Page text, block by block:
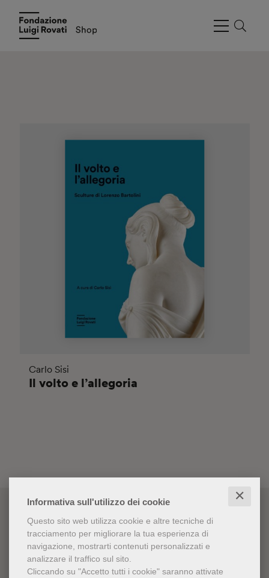
Informativa sull'utilizzo dei cookie ✕
Questo sito web utilizza cookie e altre tecniche di
tracciamento per migliorare la tua esperienza di
navigazione, mostrarti contenuti personalizzati e
analizzare il traffico sul sito.
Cliccando su "Accetto tutti i cookie" saranno attivate
Il volto e l’allegoria
Carlo Sisi